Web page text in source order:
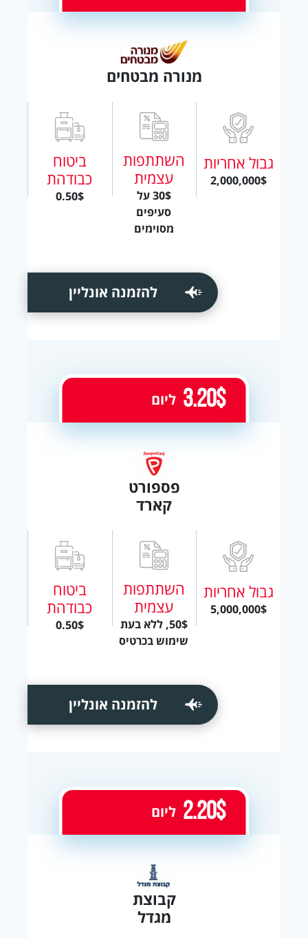
מנורה מבטחים
גבול אחריות
2,000,000$
השתתפות
עצמית
30$ על
סעיפים
מסוימים
ביטוח
כבודהת
0.50$
להזמנה אונליין
פספורט
קארד
גבול אחריות
5,000,000$
השתתפות
עצמית
50$, ללא בעת
שימוש בכרטיס
ביטוח
כבודהת
0.50$
3.20$ ליום
להזמנה אונליין
קבוצת
מגדל
2.20$ ליום